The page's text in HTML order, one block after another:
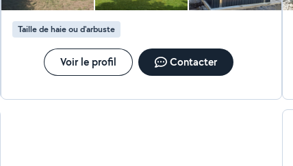
Taille de haie ou d'arbuste
Voir le profil Contacter